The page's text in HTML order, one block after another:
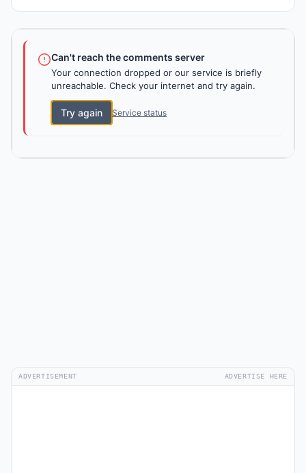
Can't reach the comments server
Your connection dropped or our service is briefly
unreachable. Check your internet and try again.
Try again Service status
ADVERTISEMENT ADVERTISE HERE